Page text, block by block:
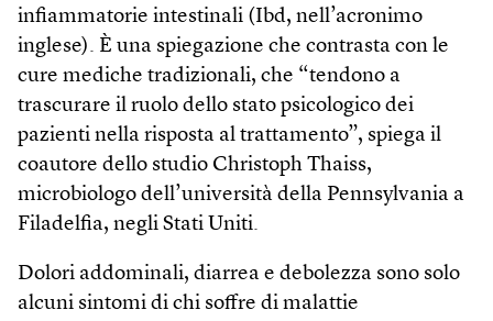
infiammatorie intestinali (Ibd, nell’acronimo
inglese). È una spiegazione che contrasta con le
cure mediche tradizionali, che “tendono a
trascurare il ruolo dello stato psicologico dei
pazienti nella risposta al trattamento”, spiega il
coautore dello studio Christoph Thaiss,
microbiologo dell’università della Pennsylvania a
Filadelfia, negli Stati Uniti.
Dolori addominali, diarrea e debolezza sono solo
alcuni sintomi di chi soffre di malattie